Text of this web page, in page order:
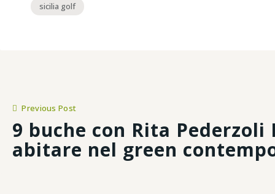
sicilia golf
Previous Post
9 buche con Rita Pederzoli
abitare nel green